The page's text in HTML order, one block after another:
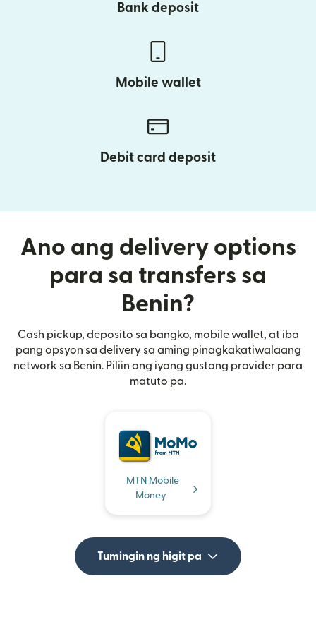
Bank deposit
Mobile wallet
Debit card deposit
Ano ang delivery options
para sa transfers sa
Benin?
Cash pickup, deposito sa bangko, mobile wallet, at iba
pang opsyon sa delivery sa aming pinagkakatiwalaang
network sa Benin. Piliin ang iyong gustong provider para
matuto pa.
MTN Mobile
Money
Tumingin ng higit pa